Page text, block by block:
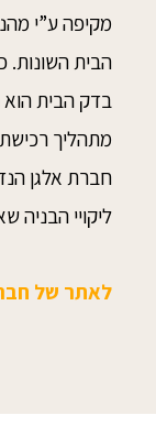
מקיפה ע”י
הבית השונות.
בדק הבית הוא
מתהליך
חברת אלגן
ליקויי הבניה
לאתר של